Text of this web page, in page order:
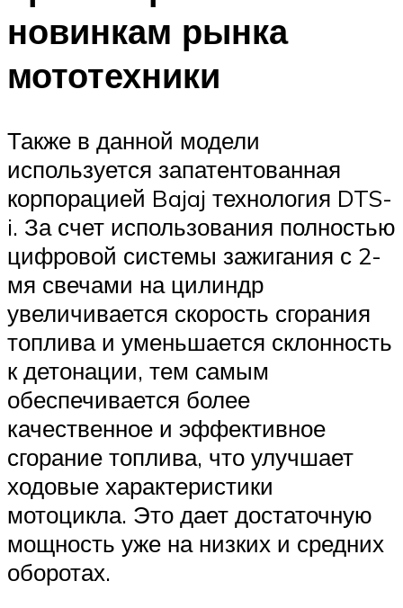
новинкам рынка
мототехники
Также в данной модели
используется запатентованная
корпорацией Bajaj технология DTS-
i. За счет использования полностью
цифровой системы зажигания с 2-
мя свечами на цилиндр
увеличивается скорость сгорания
топлива и уменьшается склонность
к детонации, тем самым
обеспечивается более
качественное и эффективное
сгорание топлива, что улучшает
ходовые характеристики
мотоцикла. Это дает достаточную
мощность уже на низких и средних
оборотах.